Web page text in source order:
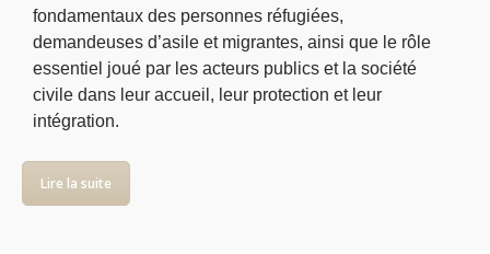
fondamentaux des personnes réfugiées,
demandeuses d’asile et migrantes, ainsi que le rôle
essentiel joué par les acteurs publics et la société
civile dans leur accueil, leur protection et leur
intégration.
Lire la suite